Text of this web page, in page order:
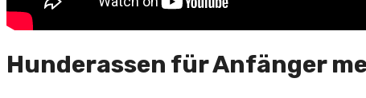
Hunderassen für Anfänger